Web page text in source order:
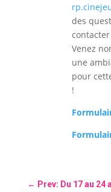
des
Venez
une
pour
!
← Prev: Du 17 au 24